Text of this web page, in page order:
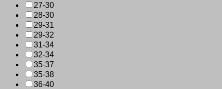
27-30
28-30
29-31
29-32
31-34
32-34
35-37
35-38
36-40